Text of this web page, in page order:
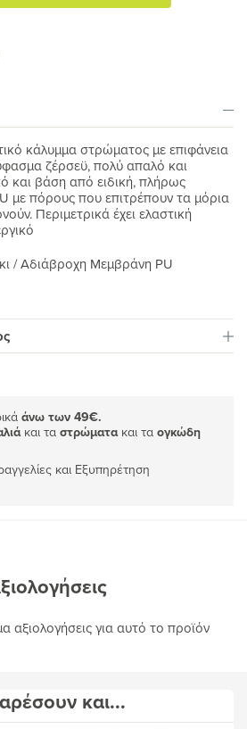
κάλυμμα στρώματος με επιφάνεια
ζέρσεϋ, πολύ απαλό και
και βάση από ειδική, πλήρως
με πόρους που επιτρέπουν τα μόρια
Περιμετρικά έχει ελαστική
/ Αδιάβροχη Μεμβράνη PU
άνω των 49€.
και τα στρώματακαι τα ογκώδη
και Εξυπηρέτηση
αξιολογήσεις για αυτό το προϊόν
και...